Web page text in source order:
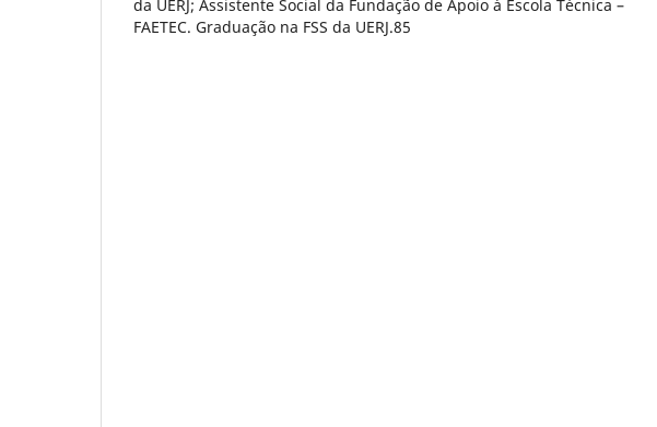
da UERJ; Assistente Social da Fundação de Apoio à Escola Técnica –
FAETEC. Graduação na FSS da UERJ.85